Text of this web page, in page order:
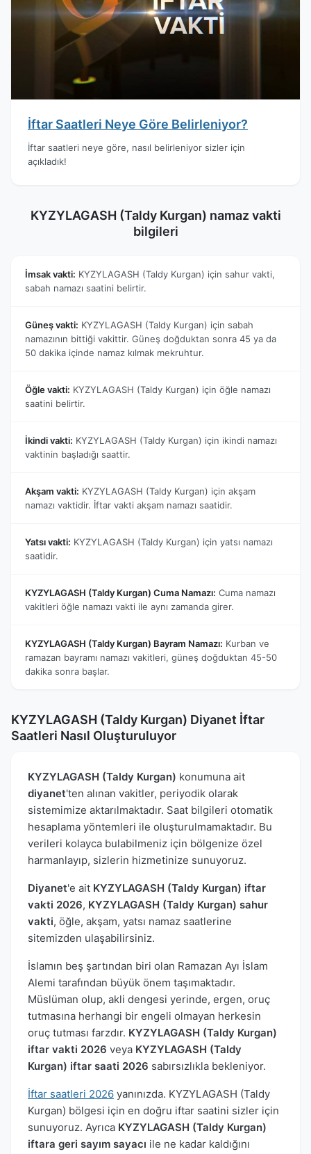
İftar Saatleri Neye Göre Belirleniyor?
İftar saatleri neye göre, nasıl belirleniyor sizler için
açıkladık!
KYZYLAGASH (Taldy Kurgan) namaz vakti
bilgileri
İmsak vakti: KYZYLAGASH (Taldy Kurgan) için sahur vakti,
sabah namazı saatini belirtir.
Güneş vakti: KYZYLAGASH (Taldy Kurgan) için sabah
namazının bittiği vakittir. Güneş doğduktan sonra 45 ya da
50 dakika içinde namaz kılmak mekruhtur.
Öğle vakti: KYZYLAGASH (Taldy Kurgan) için öğle namazı
saatini belirtir.
İkindi vakti: KYZYLAGASH (Taldy Kurgan) için ikindi namazı
vaktinin başladığı saattir.
Akşam vakti: KYZYLAGASH (Taldy Kurgan) için akşam
namazı vaktidir. İftar vakti akşam namazı saatidir.
Yatsı vakti: KYZYLAGASH (Taldy Kurgan) için yatsı namazı
saatidir.
KYZYLAGASH (Taldy Kurgan) Cuma Namazı: Cuma namazı
vakitleri öğle namazı vakti ile aynı zamanda girer.
KYZYLAGASH (Taldy Kurgan) Bayram Namazı: Kurban ve
ramazan bayramı namazı vakitleri, güneş doğduktan 45-50
dakika sonra başlar.
KYZYLAGASH (Taldy Kurgan) Diyanet İftar
Saatleri Nasıl Oluşturuluyor
KYZYLAGASH (Taldy Kurgan) konumuna ait
diyanet'ten alınan vakitler, periyodik olarak
sistemimize aktarılmaktadır. Saat bilgileri otomatik
hesaplama yöntemleri ile oluşturulmamaktadır. Bu
verileri kolayca bulabilmeniz için bölgenize özel
harmanlayıp, sizlerin hizmetinize sunuyoruz.
Diyanet'e ait KYZYLAGASH (Taldy Kurgan) iftar
vakti 2026, KYZYLAGASH (Taldy Kurgan) sahur
vakti, öğle, akşam, yatsı namaz saatlerine
sitemizden ulaşabilirsiniz.
İslamın beş şartından biri olan Ramazan Ayı İslam
Alemi tarafından büyük önem taşımaktadır.
Müslüman olup, akli dengesi yerinde, ergen, oruç
tutmasına herhangi bir engeli olmayan herkesin
oruç tutması farzdır. KYZYLAGASH (Taldy Kurgan)
iftar vakti 2026 veya KYZYLAGASH (Taldy
Kurgan) iftar saati 2026 sabırsızlıkla bekleniyor.
İftar saatleri 2026 yanınızda. KYZYLAGASH (Taldy
Kurgan) bölgesi için en doğru iftar saatini sizler için
sunuyoruz. Ayrıca KYZYLAGASH (Taldy Kurgan)
iftara geri sayım sayacı ile ne kadar kaldığını